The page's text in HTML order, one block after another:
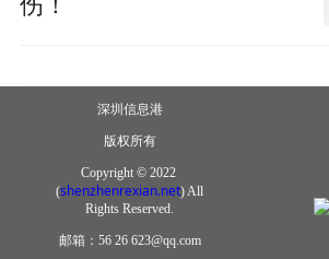
深圳信息港
版权所有
Copyright © 2022
(shenzhenrexian.net) All
Rights Reserved.
邮箱：56 26 623@qq.com